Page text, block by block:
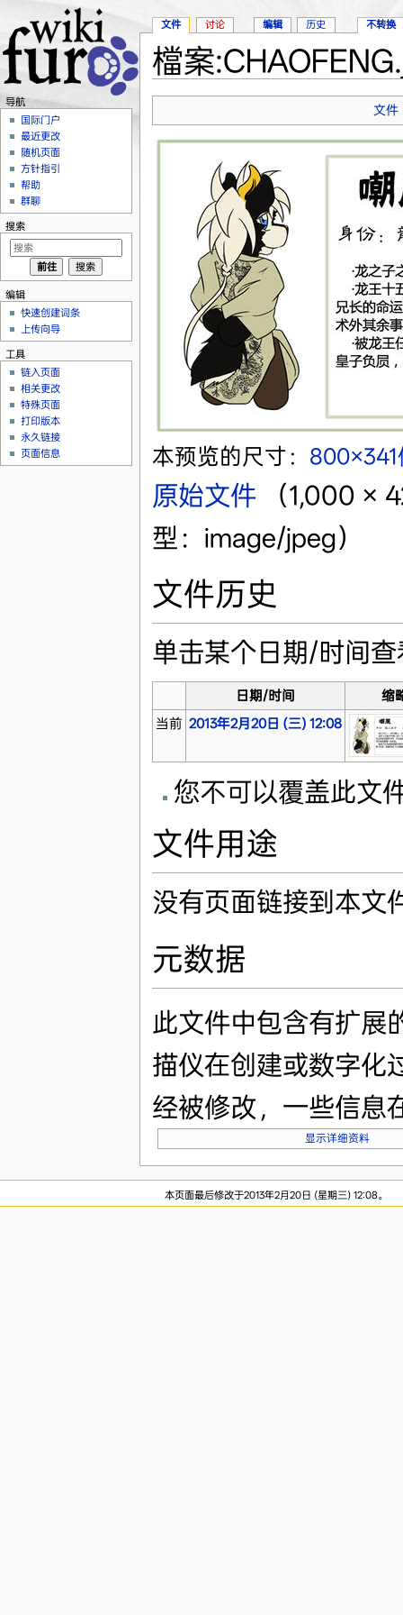
檔案
文件
本预览的尺寸： 800×341
原始文件‎
（1,000 ×
型：image/jpeg）
文件历史
单击某个日期/时间
日期/时间
缩
当前 2013年2月20日 (三) 12:08
您不可以覆盖此文
文件用途
没有页面链接到本文
元数据
此文件中包含有扩展
描仪在创建或数字化
经被修改，一些信息
显示详细资料
文件 讨论 编辑 历史 不转换
导航
国际门户
最近更改
随机页面
方针指引
帮助
群聊
搜索
编辑
快速创建词条
上传向导
工具
链入页面
相关更改
特殊页面
打印版本
永久链接
页面信息
本页面最后修改于2013年2月20日 (星期三) 12:08。